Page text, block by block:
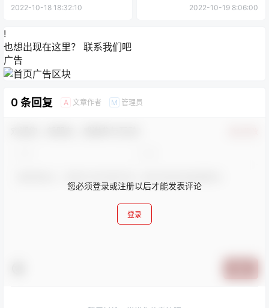
达到净化
2022-10-18 18:32:10
元宇宙大翻车
2022-10-19 8:06:00
!
也想出现在这里？ 联系我们吧
广告
0 条回复 A 文章作者 M 管理员
您必须登录或注册以后才能发表评论
登录